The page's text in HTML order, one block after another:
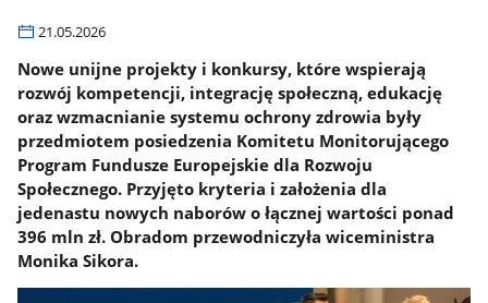
21.05.2026
Nowe unijne projekty i konkursy, które wspierają
rozwój kompetencji, integrację społeczną, edukację
oraz wzmacnianie systemu ochrony zdrowia były
przedmiotem posiedzenia Komitetu Monitorującego
Program Fundusze Europejskie dla Rozwoju
Społecznego. Przyjęto kryteria i założenia dla
jedenastu nowych naborów o łącznej wartości ponad
396 mln zł. Obradom przewodniczyła wiceministra
Monika Sikora.